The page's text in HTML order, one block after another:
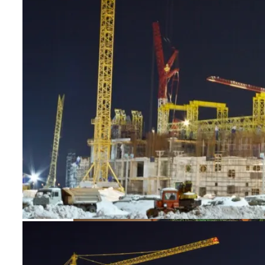
Как Выбрать Входную Дверь?
Как Подобрать Идеальную Модель
Пылесоса Для Разных Типов Полов
Ель Коника: Описание, Выращивание,
Уход И Посадка, Применение В Саду,
Фото